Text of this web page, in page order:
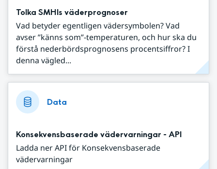
Tolka SMHIs väderprognoser
Vad betyder egentligen vädersymbolen? Vad
avser ”känns som”-temperaturen, och hur ska du
förstå nederbördsprognosens procentsiffror? I
denna vägled...
Data
Konsekvensbaserade vädervarningar - API
Ladda ner API för Konsekvensbaserade
vädervarningar